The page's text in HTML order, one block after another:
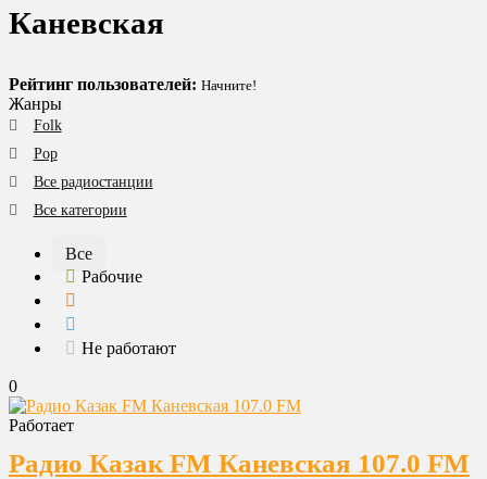
Каневская
Рейтинг пользователей: Начните!
Жанры
Folk
Pop
Все радиостанции
Все категории
Все
Рабочие
Не работают
0
Работает
Радио Казак FM Каневская 107.0 FM